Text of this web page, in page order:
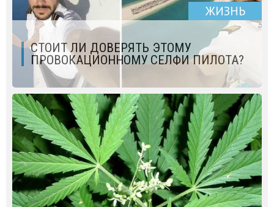
ЖИЗНЬ
СТОИТ ЛИ ДОВЕРЯТЬ ЭТОМУ
ПРОВОКАЦИОННОМУ СЕЛФИ ПИЛОТА?